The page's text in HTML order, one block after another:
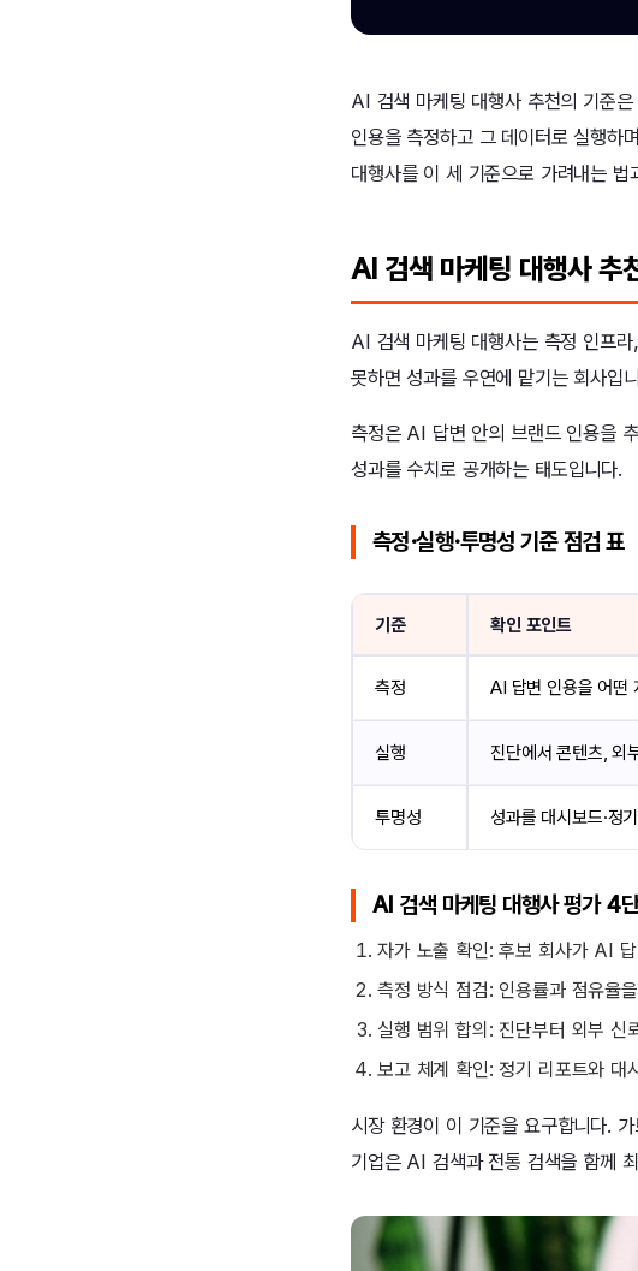
AI 검색 마케팅 대행사 추천의 기준
인용을 측정하고 그 데이터로 실행하
대행사를 이 세 기준으로 가려내는
AI 검색 마케팅 대행사 추
AI 검색 마케팅 대행사는 측정 인프
못하면 성과를 우연에 맡기는 회사입
측정은 AI 답변 안의 브랜드 인용을
성과를 수치로 공개하는 태도입니다.
측정·실행·투명성 기준 점검 표
기준 확인 포인트
측정 AI 답변 인용을 어떤
실행 진단에서 콘텐츠, 외
투명성 성과를 대시보드·정
AI 검색 마케팅 대행사 평가 4
자가 노출 확인: 후보 회사가 AI
측정 방식 점검: 인용률과 점유율
실행 범위 합의: 진단부터 외부 신
보고 체계 확인: 정기 리포트와 대
시장 환경이 이 기준을 요구합니다.
기업은 AI 검색과 전통 검색을 함께